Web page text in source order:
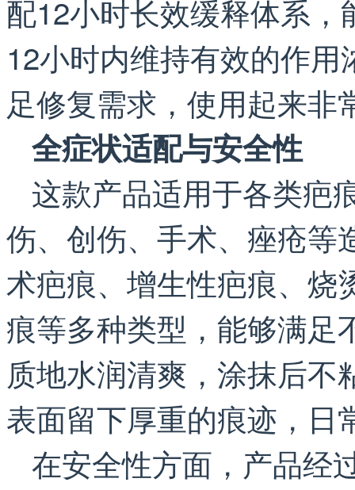
配12小时长效缓释体系
12小时内维持有效的作
足修复需求，使用起来非
全症状适配与安全性
这款产品适用于各类疤
伤、创伤、手术、痤疮等
术疤痕、增生性疤痕、烧
痕等多种类型，能够满足
质地水润清爽，涂抹后
表面留下厚重的痕迹，日
在安全性方面，产品经